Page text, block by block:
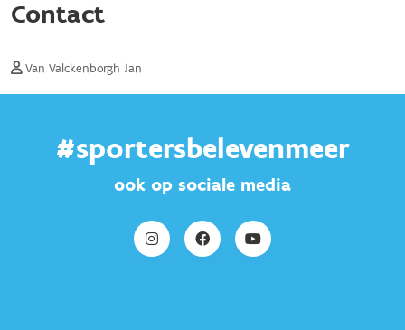
#sportersbelevenmeer
ook op sociale media